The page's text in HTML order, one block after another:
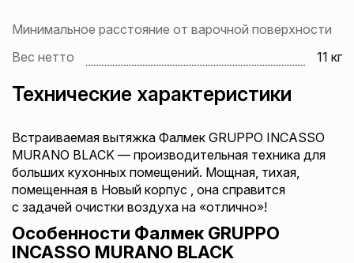
Минимальное расстояние от варочной поверхности
Вес нетто
11 кг
Технические характеристики
Встраиваемая вытяжка Фалмек GRUPPO INCASSO
MURANO BLACK — производительная техника для
больших кухонных помещений. Мощная, тихая,
помещенная в Новый корпус , она справится
с задачей очистки воздуха на «отлично»!
Особенности Фалмек GRUPPO
INCASSO MURANO BLACK